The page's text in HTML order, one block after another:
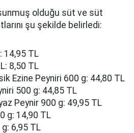
olduğu süt ve süt
şu şekilde belirledi:
14,95 TL
8,50 TL
Ezine Peyniri 600 g: 44,80 TL
500 g: 44,85 TL
Peynir 900 g: 49,95 TL
g: 14,90 TL
6,95 TL